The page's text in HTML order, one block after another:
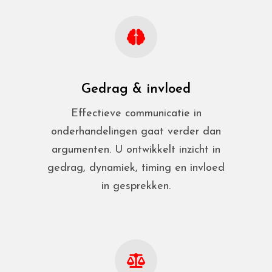
Gedrag & invloed
Effectieve communicatie in
onderhandelingen gaat verder dan
argumenten. U ontwikkelt inzicht in
gedrag, dynamiek, timing en invloed
in gesprekken.